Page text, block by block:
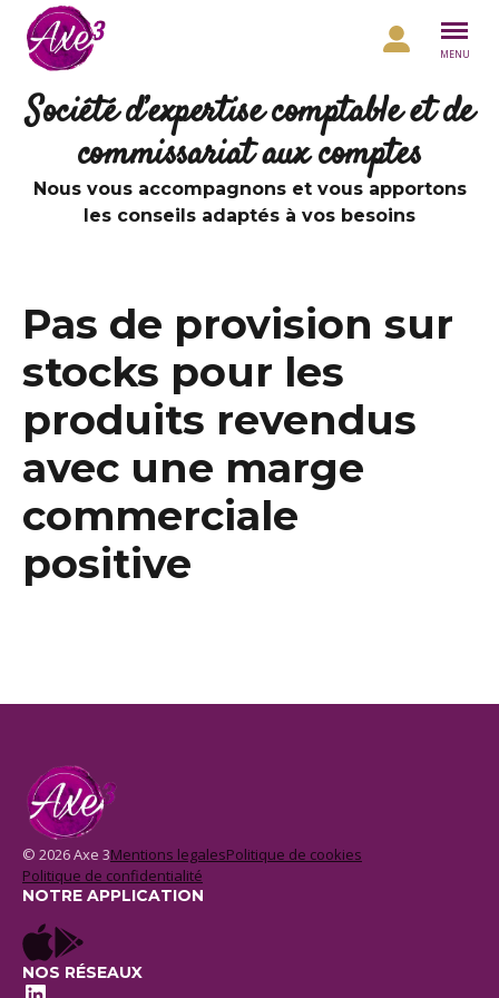
Aller au contenu
MENU
Société d’expertise comptable et de
commissariat aux comptes
Nous vous accompagnons et vous apportons
les conseils adaptés à vos besoins
Pas de provision sur
stocks pour les
produits revendus
avec une marge
commerciale
positive
© 2026 Axe 3Mentions legalesPolitique de cookies
Politique de confidentialité
NOTRE APPLICATION
NOS RÉSEAUX